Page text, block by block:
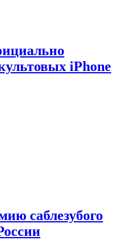
iPhone
саблезубого